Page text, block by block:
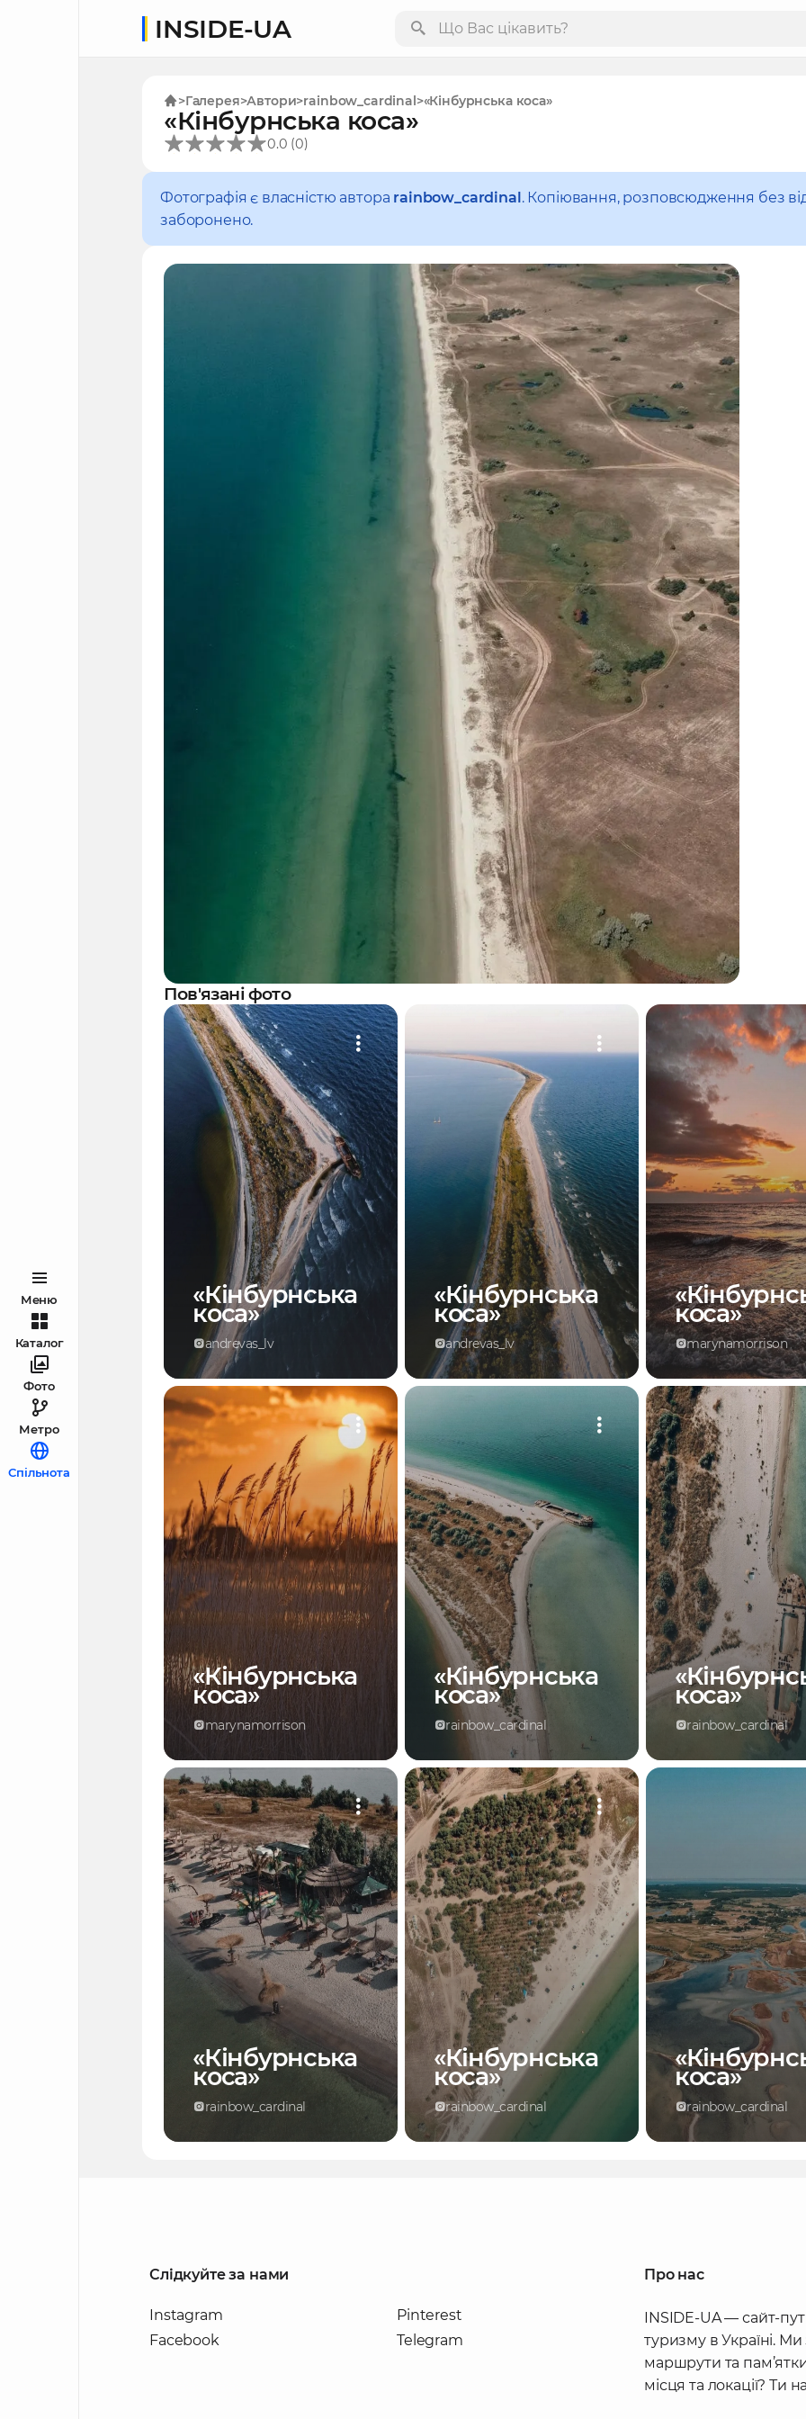
Меню
Каталог
Фото
Метро
Спільнота
INSIDE-UA
Галерея Автори rainbow_cardinal «Кінбурнська коса»
«Кінбурнська коса»
0.0 (0)
Фотографія є власністю автора rainbow_cardinal . Копіювання, розповсюдження без
заборонено.
Пов'язані фото
«Кінбурнська
коса»
andrevas_lv
«Кінбурнська
коса»
andrevas_lv
коса»
marynamorrison
«Кінбурнська
коса»
marynamorrison
«Кінбурнська
коса»
rainbow_cardinal
коса»
rainbow_cardinal
«Кінбурнська
коса»
rainbow_cardinal
«Кінбурнська
коса»
rainbow_cardinal
коса»
rainbow_cardinal
Слідкуйте за нами
Instagram
Facebook
Pinterest
Telegram
Про нас
INSIDE-UA — сайт-
туризму в Україні.
маршрути та
місця та локації? Ти